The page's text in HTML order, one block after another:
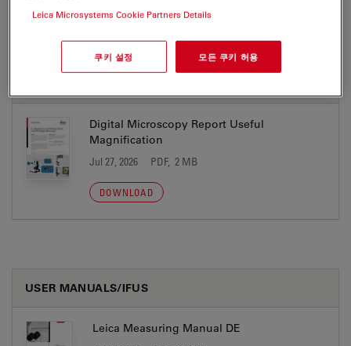
Digital Microscopy Report Useful
Magnification
Jul 27, 2026 PDF, 2 MB
DOWNLOAD
USER MANUALS/IFUS
Leica Measuring Manual DE
Leica Microsystems Cookie Partners Details
쿠키 설정 모든 쿠키 허용